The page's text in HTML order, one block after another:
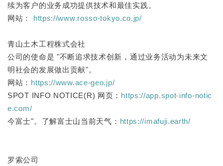
续为客户的业务成功提供技术和最佳实践。
网站： https://www.rosso-tokyo.co.jp/
青山土木工程株式会社
公司的使命是 "不断追求技术创新，通过业务活动为未来文
明社会的发展做出贡献"。
网站： https://www.ace-geo.jp/
SPOT INFO NOTICE(R) 网页： https://app.spot-info-notic
e.com/
今富士"。了解富士山当前天气： https://imafuji.earth/
罗索公司